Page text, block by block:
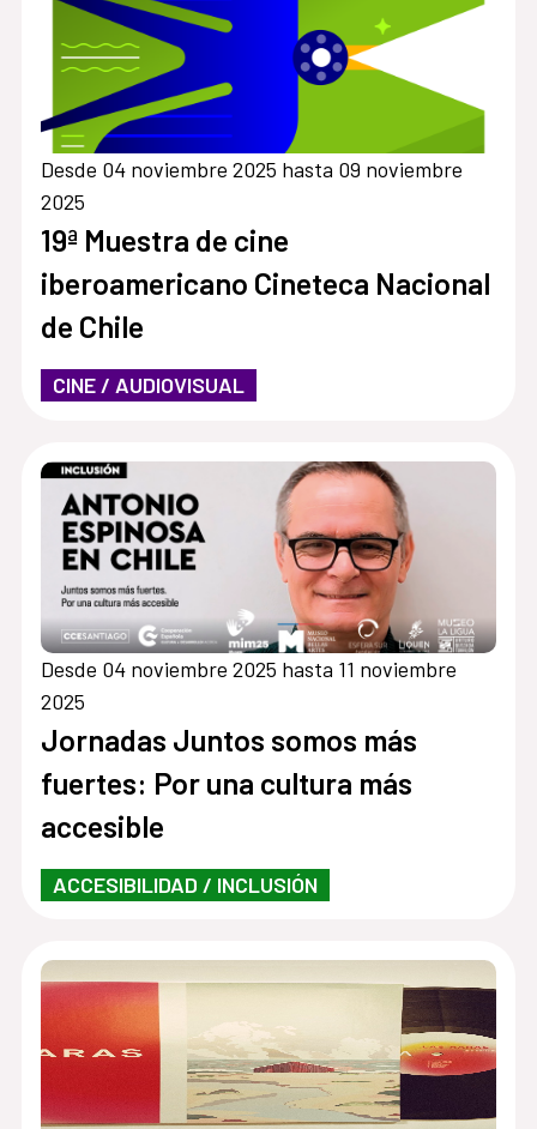
Desde 04 noviembre 2025 hasta 09 noviembre
2025
19ª Muestra de cine
iberoamericano Cineteca Nacional
de Chile
CINE / AUDIOVISUAL
Desde 04 noviembre 2025 hasta 11 noviembre
2025
Jornadas Juntos somos más
fuertes: Por una cultura más
accesible
ACCESIBILIDAD / INCLUSIÓN